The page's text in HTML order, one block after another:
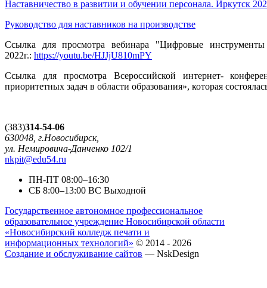
Наставничество в развитии и обучении персонала. Иркутск
Руководство для наставников на производстве
Ссылка для просмотра вебинара "Цифровые инструменты
2022г.: https://youtu.be/HJJjU810mPY
Ссылка для просмотра Всероссийской интернет-
приоритетных задач в области образования», которая
(383)314-54-06
630048, г.Новосибирск,
ул. Немировича-Данченко 102/1
nkpit@edu54.ru
ПН-ПТ 08:00–16:30
CБ 8:00–13:00 ВС Выходной
Государственное автономное профессиональное
образовательное учреждение Новосибирской области
«Новосибирский колледж печати и
информационных технологий» © 2014 - 2026
Создание и обслуживание сайтов — NskDesign